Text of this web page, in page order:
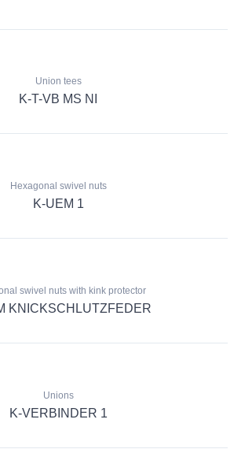
Union tees
K-T-VB MS NI
Hexagonal swivel nuts
K-UEM 1
swivel nuts with kink protector
KNICKSCHLUTZFEDER
Unions
K-VERBINDER 1